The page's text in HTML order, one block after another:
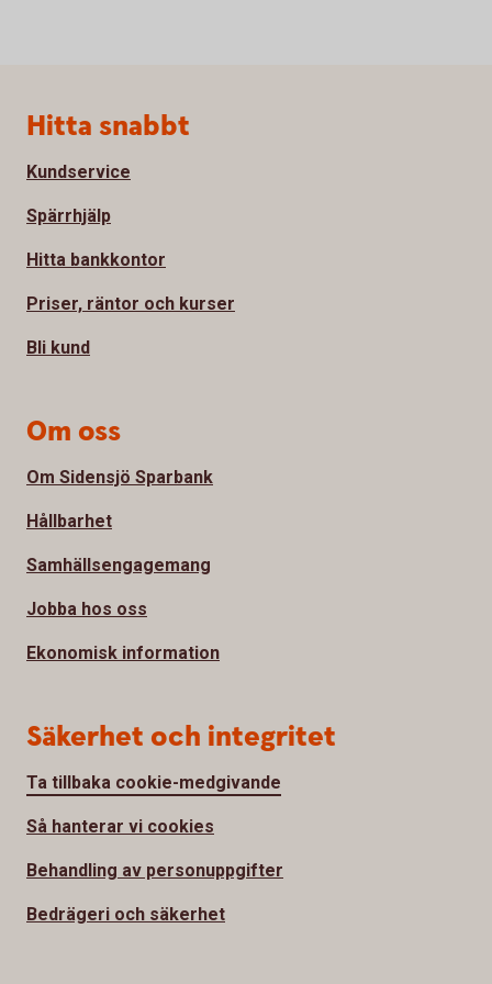
Sidfot
Hitta snabbt
Kundservice
Spärrhjälp
Hitta bankkontor
Priser, räntor och kurser
Bli kund
Om oss
Om Sidensjö Sparbank
Hållbarhet
Samhällsengagemang
Jobba hos oss
Ekonomisk information
Säkerhet och integritet
Ta tillbaka cookie-medgivande
Så hanterar vi cookies
Behandling av personuppgifter
Bedrägeri och säkerhet